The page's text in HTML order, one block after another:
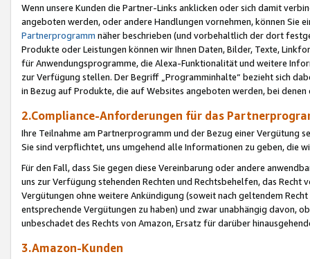
Wenn unsere Kunden die Partner-Links anklicken oder sich damit
angeboten werden, oder andere Handlungen vornehmen, können Sie
Partnerprogramm näher beschrieben (und vorbehaltlich der dort
Produkte oder Leistungen können wir Ihnen Daten, Bilder, Texte,
für Anwendungsprogramme, die Alexa-Funktionalität und weitere
zur Verfügung stellen. Der Begriff „Programminhalte“ bezieht sich
in Bezug auf Produkte, die auf Websites angeboten werden, bei
2.Compliance-Anforderungen für das
Ihre Teilnahme am Partnerprogramm und der Bezug einer Vergütung
Sie sind verpflichtet, uns umgehend alle Informationen zu geben, die
Für den Fall, dass Sie gegen diese Vereinbarung oder andere
uns zur Verfügung stehenden Rechten und Rechtsbehelfen, das
Vergütungen ohne weitere Ankündigung (soweit nach geltendem
entsprechende Vergütungen zu haben) und zwar unabhängig davon,
unbeschadet des Rechts von Amazon, Ersatz für darüber
3.Amazon-Kunden